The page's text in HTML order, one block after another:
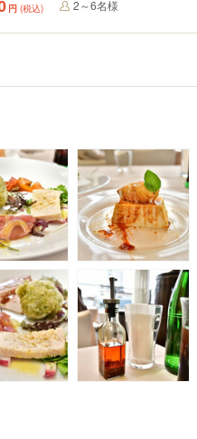
円 (税込) 2～6名様